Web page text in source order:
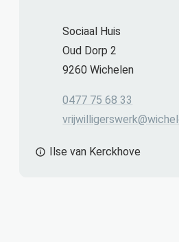
AdresSociaal Huis
Oud Dorp 2
,9260 Wichelen
0477 75 68 33
E-mailvrijwilligerswerk@
Ilse van Kerckhove